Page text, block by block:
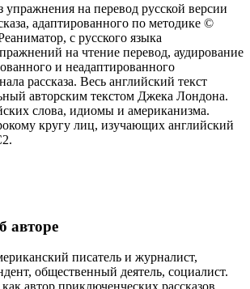
упражнения на перевод русской версии
адаптированного по методике ©
с русского языка
на чтение перевод, аудирование
и неадаптированного
рассказа. Весь английский текст
авторским текстом Джека Лондона.
слова, идиомы и американизма.
кругу лиц, изучающих английский
авторе
писатель и журналист,
общественный деятель, социалист.